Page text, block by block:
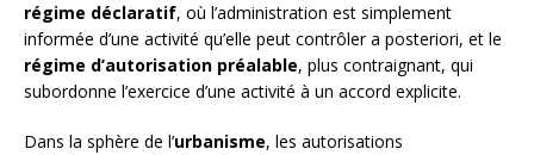
régime déclaratif, où l’administration est simplement
informée d’une activité qu’elle peut contrôler a posteriori, et le
régime d’autorisation préalable, plus contraignant, qui
subordonne l’exercice d’une activité à un accord explicite.
Dans la sphère de l’urbanisme, les autorisations